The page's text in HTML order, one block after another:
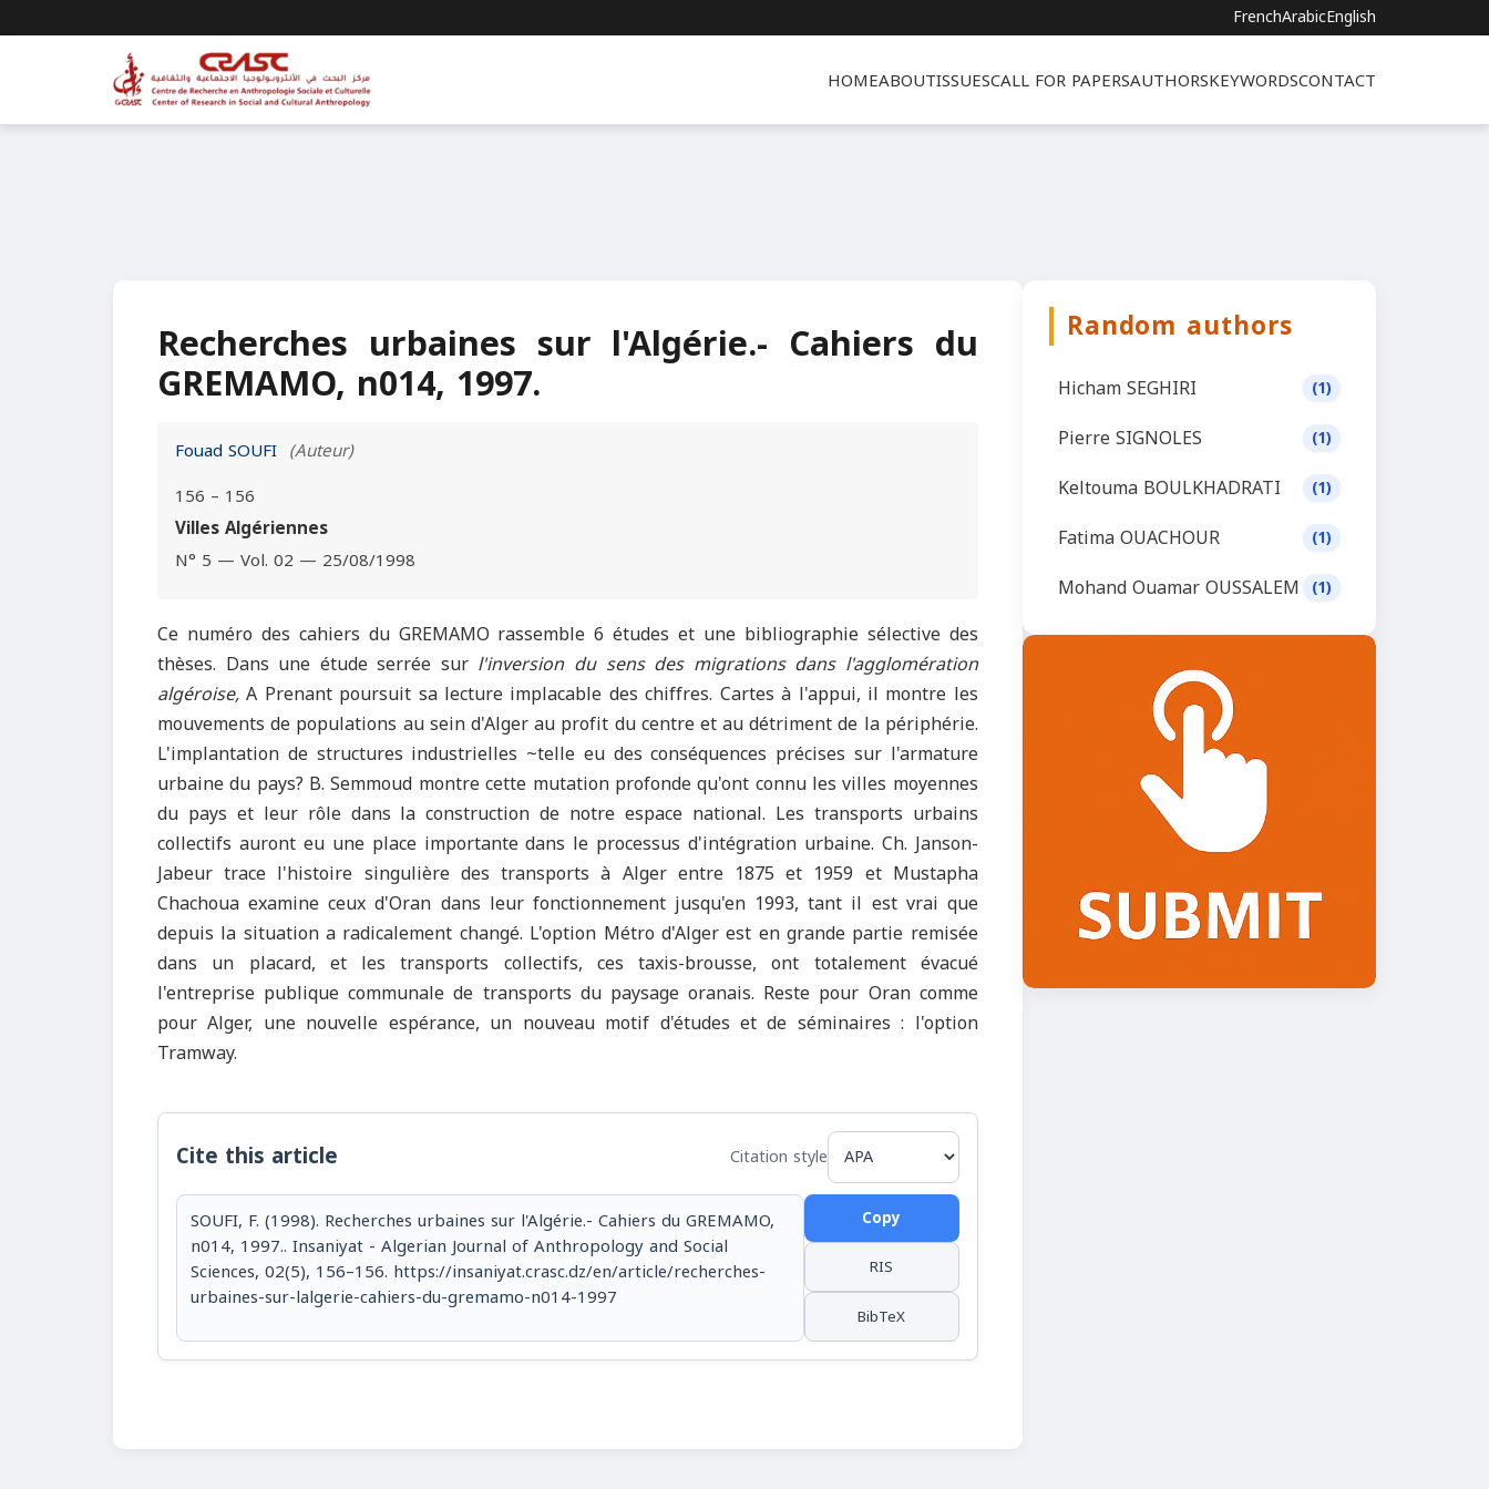
FrenchArabicEnglish
HOMEABOUTISSUESCALL FOR PAPERSAUTHORSKEYWORDSCONTACT
Recherches urbaines sur l'Algérie.- Cahiers du
GREMAMO, n014, 1997.
Fouad SOUFI (Auteur)
156 – 156
Villes Algériennes
N° 5 — Vol. 02 — 25/08/1998
Ce numéro des cahiers du GREMAMO rassemble 6 études et une bibliographie sélective des
thèses. Dans une étude serrée sur l'inversion du sens des migrations dans l'agglomération
algéroise,A Prenant poursuit sa lecture implacable des chiffres. Cartes à l'appui, il montre les
mouvements de populations au sein d'Alger au profit du centre et au détriment de la périphérie.
L'implantation de structures industrielles ~t­elle eu des conséquences précises sur l'armature
urbaine du pays? B. Semmoud montre cette mutation profonde qu'ont connu les villes moyennes
du pays et leur rôle dans la construction de notre espace national. Les transports urbains
collectifs auront eu une place importante dans le processus d'intégration urbaine. Ch. Janson-
Jabeur trace l'histoire singulière des transports à Alger entre 1875 et 1959 et Mustapha
Chachoua examine ceux d'Oran dans leur fonctionnement jusqu'en 1993, tant il est vrai que
depuis la situation a radicalement changé. L'option Métro d'Alger est en grande partie remisée
dans un placard, et les transports collectifs, ces taxis-brousse, ont totalement évacué
l'entreprise publique communale de transports du paysage oranais. Reste pour Oran comme
pour Alger, une nouvelle espérance, un nouveau motif d'études et de séminaires : l'option
Tramway.
Cite this article Citation style
SOUFI, F. (1998). Recherches urbaines sur l'Algérie.- Cahiers du GREMAMO,
n014, 1997.. Insaniyat - Algerian Journal of Anthropology and Social
Sciences, 02(5), 156–156. https://insaniyat.crasc.dz/en/article/recherches-
urbaines-sur-lalgerie-cahiers-du-gremamo-n014-1997
Copy
RIS
BibTeX
Random authors
Hicham SEGHIRI (1)
Pierre SIGNOLES (1)
Keltouma BOULKHADRATI (1)
Fatima OUACHOUR (1)
Mohand Ouamar OUSSALEM (1)